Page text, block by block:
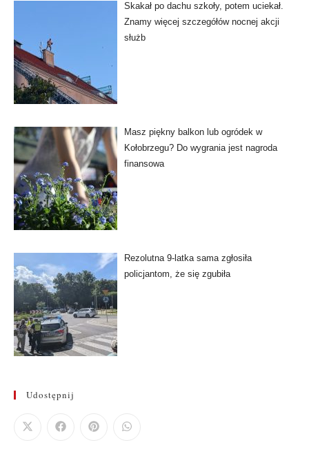
Skakał po dachu szkoły, potem uciekał.
Znamy więcej szczegółów nocnej akcji
służb
Masz piękny balkon lub ogródek w
Kołobrzegu? Do wygrania jest nagroda
finansowa
Rezolutna 9-latka sama zgłosiła
policjantom, że się zgubiła
Udostępnij